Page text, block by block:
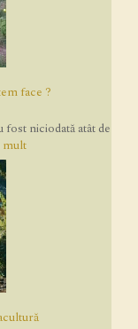
face ?
niciodată atât de
mult